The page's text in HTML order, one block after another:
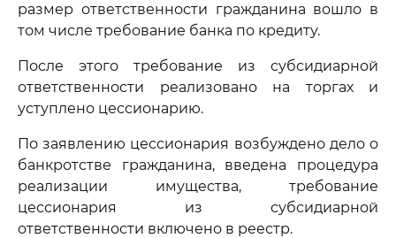
размер ответственности гражданина вошло в
том числе требование банка по кредиту.
После этого требование из субсидиарной
ответственности реализовано на торгах и
уступлено цессионарию.
По заявлению цессионария возбуждено дело о
банкротстве гражданина, введена процедура
реализации имущества, требование
цессионария из субсидиарной
ответственности включено в реестр.